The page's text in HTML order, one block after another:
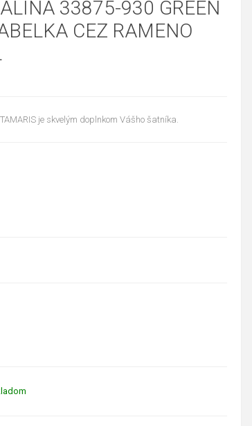
33875-930 GREEN
CEZ RAMENO
je skvelým doplnkom Vášho šatníka.